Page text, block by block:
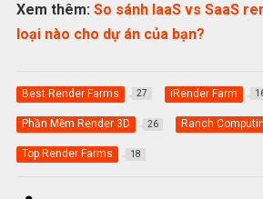
Xem thêm: So sánh IaaS vs SaaS
loại nào cho dự án của bạn?
Best Render Farms 27 iRender Farm
Phần Mềm Render 3D 26 Ranch
Top Render Farms 18